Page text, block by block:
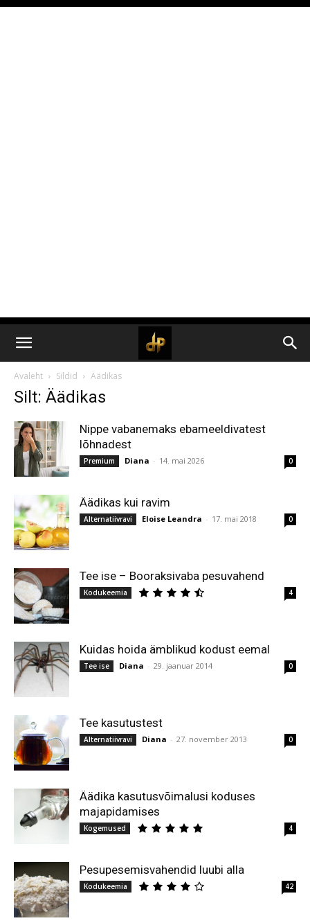
Avaleht Sildid Äädikas
Silt: Äädikas
Nippe vabanemaks ebameeldivatest
lõhnadest
Premium Diana - 14. mai 2026 0
Äädikas kui ravim
Alternatiivravi Eloise Leandra - 17. mai 2018 0
Tee ise – Booraksivaba pesuvahend
Kodukeemia 4
Kuidas hoida ämblikud kodust eemal
Tee ise Diana - 29. jaanuar 2014 0
Tee kasutustest
Alternatiivravi Diana - 27. november 2013 0
Äädika kasutusvõimalusi koduses
majapidamises
Kogemused 4
Pesupesemisvahendid luubi alla
Kodukeemia 42